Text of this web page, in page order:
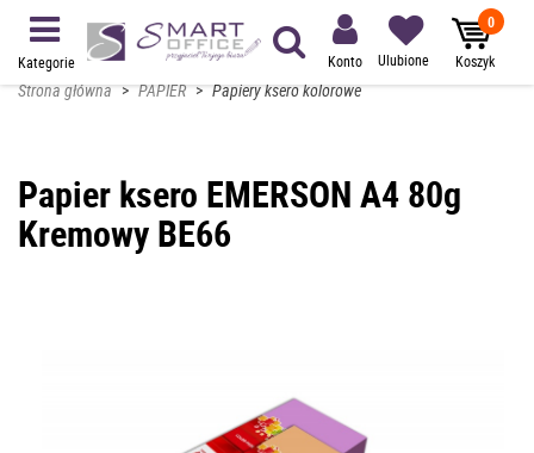
Kategorie Konto Ulubione
0
Koszyk
Strona główna > PAPIER > Papiery ksero kolorowe
Papier ksero EMERSON A4 80g
Kremowy BE66